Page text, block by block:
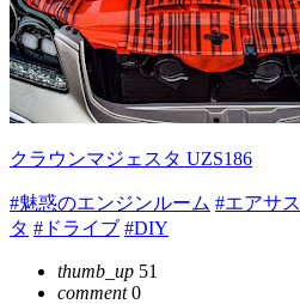
クラウンマジェスタ UZS186
#魅惑のエンジンルーム #エアサ
タ #ドライブ #DIY
thumb_up 51
comment0